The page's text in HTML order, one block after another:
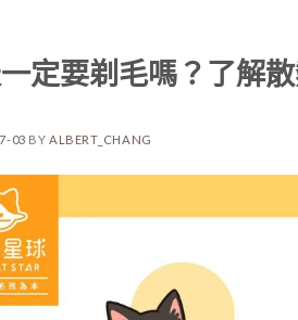
定要剃毛嗎？了解
03 BY ALBERT_CHANG